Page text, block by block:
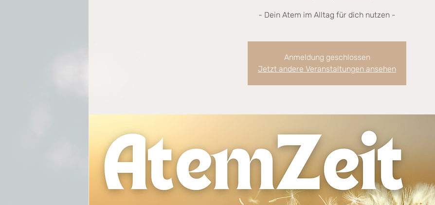
- Dein Atem im Alltag für dich nutzen -
Anmeldung geschlossen
Jetzt andere Veranstaltungen ansehen